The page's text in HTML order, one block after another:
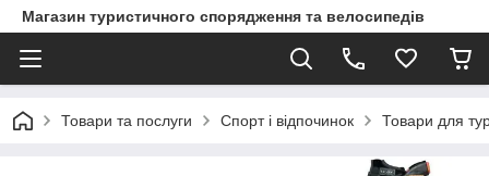
Магазин туристичного спорядження та велосипедів
Товари та послуги Спорт і відпочинок Товари для